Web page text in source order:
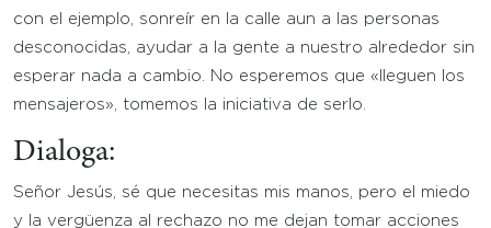
con el ejemplo, sonreír en la calle aun a las personas
desconocidas, ayudar a la gente a nuestro alrededor sin
esperar nada a cambio. No esperemos que «lleguen los
mensajeros», tomemos la iniciativa de serlo.
Dialoga:
Señor Jesús, sé que necesitas mis manos, pero el miedo
y la vergüenza al rechazo no me dejan tomar acciones